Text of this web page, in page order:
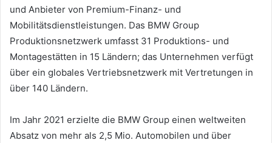
und Anbieter von Premium-Finanz- und
Mobilitätsdienstleistungen. Das BMW Group
Produktionsnetzwerk umfasst 31 Produktions- und
Montagestätten in 15 Ländern; das Unternehmen verfügt
über ein globales Vertriebsnetzwerk mit Vertretungen in
über 140 Ländern.
Im Jahr 2021 erzielte die BMW Group einen weltweiten
Absatz von mehr als 2,5 Mio. Automobilen und über